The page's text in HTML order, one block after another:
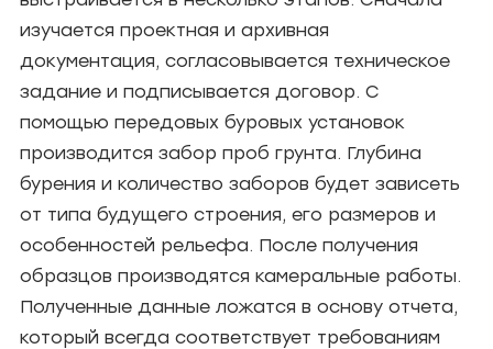
изучается проектная и архивная
документация, согласовывается техническое
задание и подписывается договор. С
помощью передовых буровых установок
производится забор проб грунта. Глубина
бурения и количество заборов будет зависеть
от типа будущего строения, его размеров и
особенностей рельефа. После получения
образцов производятся камеральные работы.
Полученные данные ложатся в основу отчета,
который всегда соответствует требованиям